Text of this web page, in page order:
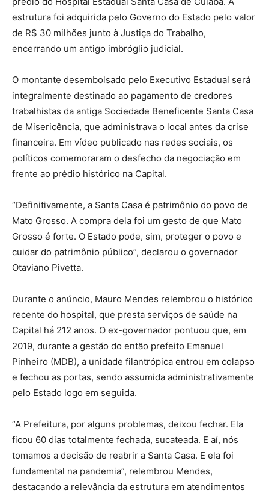
estrutura foi adquirida pelo Governo do Estado pelo valor
de R$ 30 milhões junto à Justiça do Trabalho,
encerrando um antigo imbróglio judicial.
O montante desembolsado pelo Executivo Estadual será
integralmente destinado ao pagamento de credores
trabalhistas da antiga Sociedade Beneficente Santa Casa
de Misericência, que administrava o local antes da crise
financeira. Em vídeo publicado nas redes sociais, os
políticos comemoraram o desfecho da negociação em
frente ao prédio histórico na Capital.
“Definitivamente, a Santa Casa é patrimônio do povo de
Mato Grosso. A compra dela foi um gesto de que Mato
Grosso é forte. O Estado pode, sim, proteger o povo e
cuidar do patrimônio público”, declarou o governador
Otaviano Pivetta.
Durante o anúncio, Mauro Mendes relembrou o histórico
recente do hospital, que presta serviços de saúde na
Capital há 212 anos. O ex-governador pontuou que, em
2019, durante a gestão do então prefeito Emanuel
Pinheiro (MDB), a unidade filantrópica entrou em colapso
e fechou as portas, sendo assumida administrativamente
pelo Estado logo em seguida.
“A Prefeitura, por alguns problemas, deixou fechar. Ela
ficou 60 dias totalmente fechada, sucateada. E aí, nós
tomamos a decisão de reabrir a Santa Casa. E ela foi
fundamental na pandemia”, relembrou Mendes,
destacando a relevância da estrutura em atendimentos